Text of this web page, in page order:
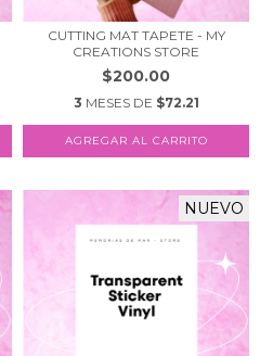
CUTTING MAT TAPETE - MY
CREATIONS STORE
$200.00
3 MESES DE $72.21
NUEVO